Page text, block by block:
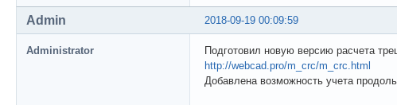
2018-09-19 00:09:59
Admin
Administrator
Подготовил новую версию расчета
http://webcad.pro/m_crc/m_crc.html
Добавлена возможность учета